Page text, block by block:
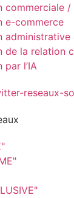
commerciale /
e-commerce
administrative
de la relation
l’IA